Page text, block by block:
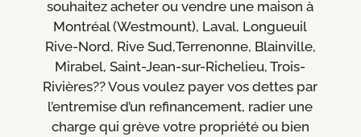
souhaitez acheter ou vendre une maison à
Montréal (Westmount), Laval, Longueuil
Rive-Nord, Rive Sud,Terrenonne, Blainville,
Mirabel, Saint-Jean-sur-Richelieu, Trois-
Rivières?? Vous voulez payer vos dettes par
l’entremise d’un refinancement, radier une
charge qui grève votre propriété ou bien